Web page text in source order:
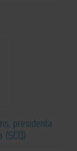
presidenta